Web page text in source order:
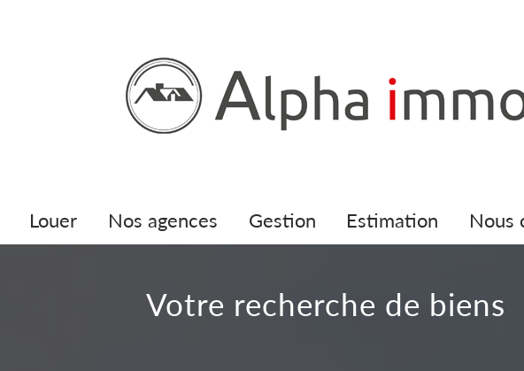
louer nos agences gestion estimation
votre recherche de biens